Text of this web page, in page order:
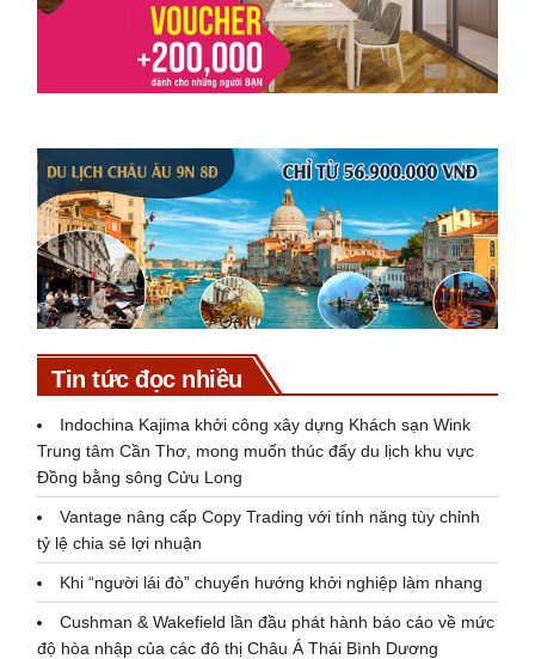
Tin tức đọc nhiều
Indochina Kajima khởi công xây dựng Khách sạn Wink
Trung tâm Cần Thơ, mong muốn thúc đẩy du lịch khu vực
Đồng bằng sông Cửu Long
Vantage nâng cấp Copy Trading với tính năng tùy chỉnh
tỷ lệ chia sẻ lợi nhuận
Khi “người lái đò” chuyển hướng khởi nghiệp làm nhang
Cushman & Wakefield lần đầu phát hành báo cáo về mức
độ hòa nhập của các đô thị Châu Á Thái Bình Dương